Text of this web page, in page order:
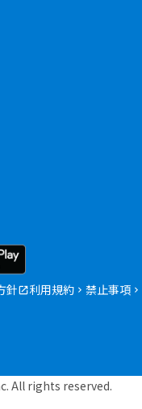
針 利用規約 禁止事項
All rights reserved.